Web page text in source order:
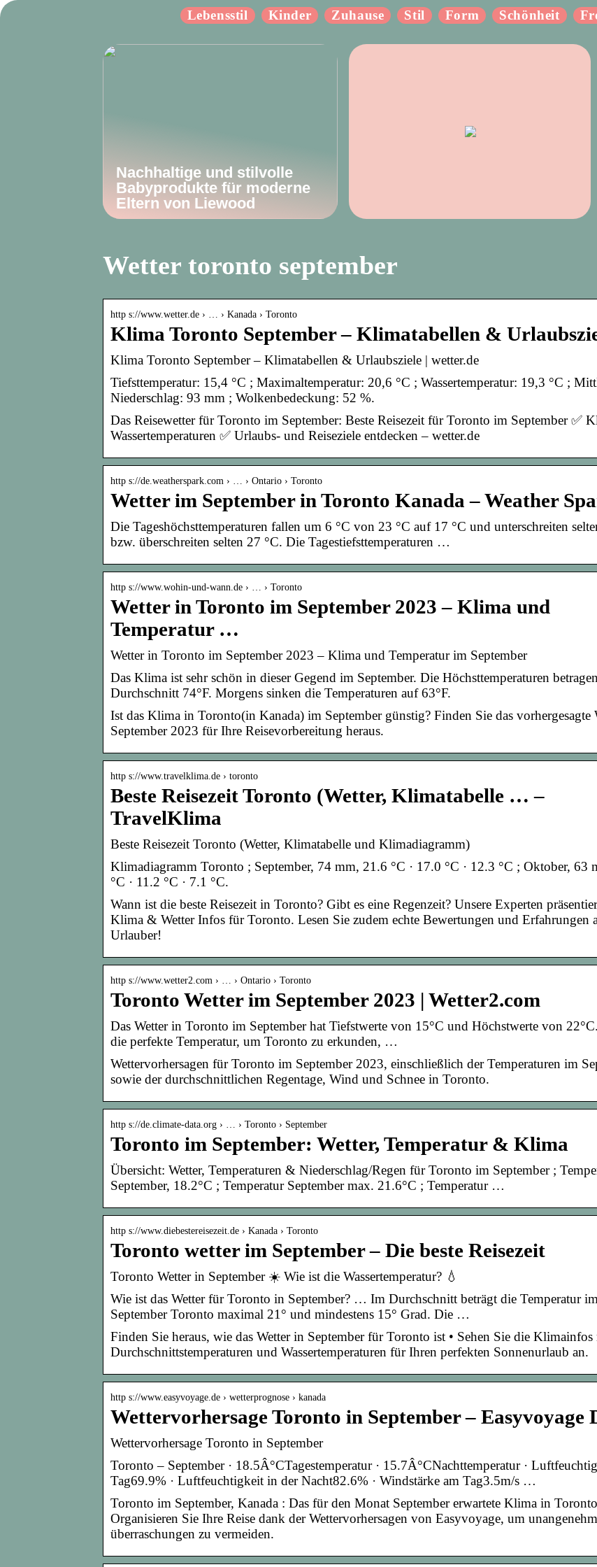
Lebensstil Kinder Zuhause Stil Form Schönheit
Nachhaltige und stilvolle
Babyprodukte für moderne
Eltern von Liewood
Wetter toronto september
http s://www.wetter.de › … › Kanada › Toronto
Klima Toronto September – Klimatabellen &
Klima Toronto September – Klimatabellen & Urlaubsziele | wetter.de
Tiefsttemperatur: 15,4 °C ; Maximaltemperatur: 20,6 °C ; Wassertemperatur: 19,3 °C ;
Niederschlag: 93 mm ; Wolkenbedeckung: 52 %.
Das Reisewetter für Toronto im September: Beste Reisezeit für Toronto im September ✅
Wassertemperaturen ✅ Urlaubs- und Reiseziele entdecken – wetter.de
http s://de.weatherspark.com › … › Ontario › Toronto
Wetter im September in Toronto Kanada – Weather
Die Tageshöchsttemperaturen fallen um 6 °C von 23 °C auf 17 °C und unterschreiten
bzw. überschreiten selten 27 °C. Die Tagestiefsttemperaturen …
http s://www.wohin-und-wann.de › … › Toronto
Wetter in Toronto im September 2023 – Klima und
Temperatur …
Wetter in Toronto im September 2023 – Klima und Temperatur im September
Das Klima ist sehr schön in dieser Gegend im September. Die Höchsttemperaturen
Durchschnitt 74°F. Morgens sinken die Temperaturen auf 63°F.
Ist das Klima in Toronto(in Kanada) im September günstig? Finden Sie das vorhergesagte
September 2023 für Ihre Reisevorbereitung heraus.
http s://www.travelklima.de › toronto
Beste Reisezeit Toronto (Wetter, Klimatabelle … –
TravelKlima
Beste Reisezeit Toronto (Wetter, Klimatabelle und Klimadiagramm)
Klimadiagramm Toronto ; September, 74 mm, 21.6 °C · 17.0 °C · 12.3 °C ; Oktober, 63
°C · 11.2 °C · 7.1 °C.
Wann ist die beste Reisezeit in Toronto? Gibt es eine Regenzeit? Unsere Experten
Klima & Wetter Infos für Toronto. Lesen Sie zudem echte Bewertungen und Erfahrungen
Urlauber!
http s://www.wetter2.com › … › Ontario › Toronto
Toronto Wetter im September 2023 | Wetter2.com
Das Wetter in Toronto im September hat Tiefstwerte von 15°C und Höchstwerte von
die perfekte Temperatur, um Toronto zu erkunden, …
Wettervorhersagen für Toronto im September 2023, einschließlich der Temperaturen im
sowie der durchschnittlichen Regentage, Wind und Schnee in Toronto.
http s://de.climate-data.org › … › Toronto › September
Toronto im September: Wetter, Temperatur & Klima
Übersicht: Wetter, Temperaturen & Niederschlag/Regen für Toronto im September ;
September, 18.2°C ; Temperatur September max. 21.6°C ; Temperatur …
http s://www.diebestereisezeit.de › Kanada › Toronto
Toronto wetter im September – Die beste Reisezeit
Toronto Wetter in September ☀️ Wie ist die Wassertemperatur? 💧
Wie ist das Wetter für Toronto in September? … Im Durchschnitt beträgt die Temperatur im
September Toronto maximal 21° und mindestens 15° Grad. Die …
Finden Sie heraus, wie das Wetter in September für Toronto ist • Sehen Sie die
Durchschnittstemperaturen und Wassertemperaturen für Ihren perfekten Sonnenurlaub an.
http s://www.easyvoyage.de › wetterprognose › kanada
Wettervorhersage Toronto in September – Easyvoyage
Wettervorhersage Toronto in September
Toronto – September · 18.5Â°CTagestemperatur · 15.7Â°CNachttemperatur ·
Tag69.9% · Luftfeuchtigkeit in der Nacht82.6% · Windstärke am Tag3.5m/s …
Toronto im September, Kanada : Das für den Monat September erwartete Klima in
Organisieren Sie Ihre Reise dank der Wettervorhersagen von Easyvoyage, um
überraschungen zu vermeiden.